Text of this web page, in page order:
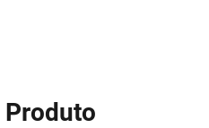
Produto